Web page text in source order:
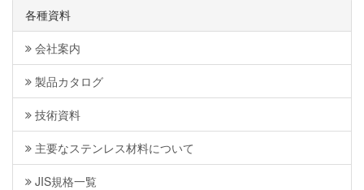
各種資料
会社案内
製品カタログ
技術資料
主要なステンレス材料について
JIS規格一覧